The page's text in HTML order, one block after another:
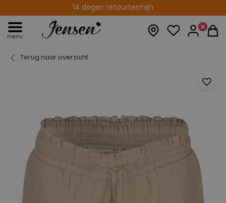
14 dagen retourtermijn
menu
Terug naar overzicht